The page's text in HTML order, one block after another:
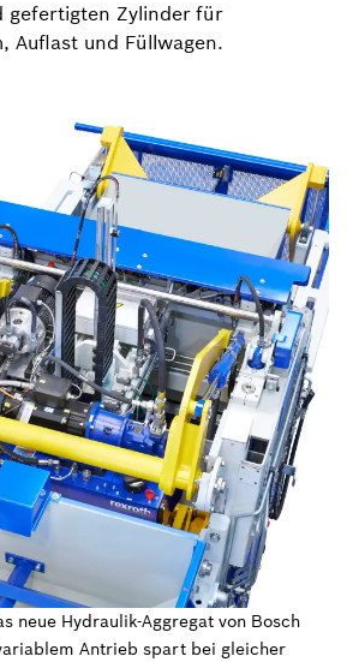
gefertigten Zylinder für
Auflast und Füllwagen.
neue Hydraulik-Aggregat von Bosch
Antrieb spart bei gleicher